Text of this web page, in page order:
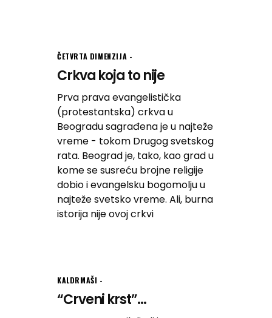
ČETVRTA DIMENZIJA
Crkva koja to nije
Prva prava evangelistička
(protestantska) crkva u
Beogradu sagrađena je u najteže
vreme - tokom Drugog svetskog
rata. Beograd je, tako, kao grad u
kome se susreću brojne religije
dobio i evangelsku bogomolju u
najteže svetsko vreme. Ali, burna
istorija nije ovoj crkvi
KALDRMAŠI
“Crveni krst”...